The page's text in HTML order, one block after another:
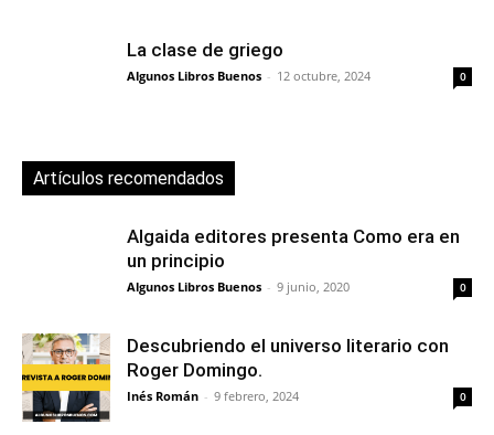
La clase de griego
Algunos Libros Buenos - 12 octubre, 2024 0
Artículos recomendados
Algaida editores presenta Como era en
un principio
Algunos Libros Buenos - 9 junio, 2020 0
Descubriendo el universo literario con
Roger Domingo.
Inés Román - 9 febrero, 2024 0